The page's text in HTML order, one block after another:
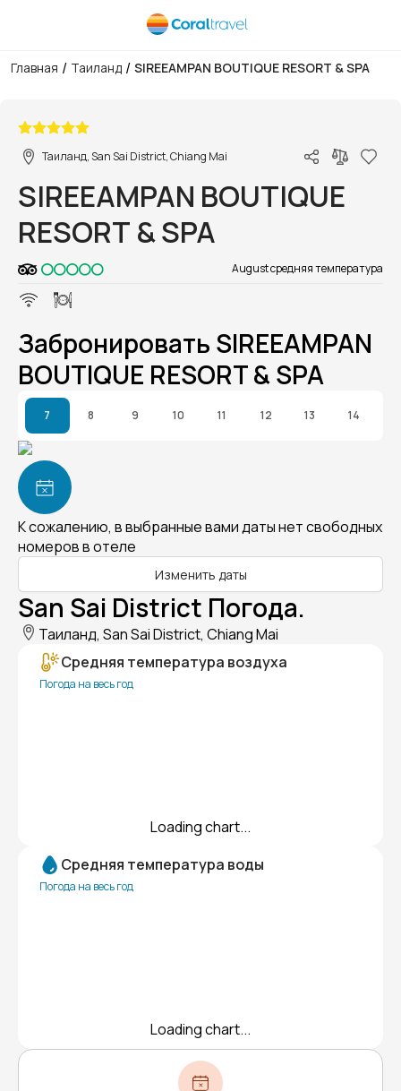
Главная / Таиланд / SIREEAMPAN BOUTIQUE RESORT & SPA
Таиланд, San Sai District, Chiang Mai
SIREEAMPAN BOUTIQUE
RESORT & SPA
August средняя температура
Забронировать SIREEAMPAN
BOUTIQUE RESORT & SPA
7 8 9 10 11 12 13 14
К сожалению, в выбранные вами даты нет свободных
номеров в отеле
Изменить даты
San Sai District Погода.
Таиланд, San Sai District, Chiang Mai
Средняя температура воздуха
Погода на весь год
Loading chart...
Средняя температура воды
Погода на весь год
Loading chart...